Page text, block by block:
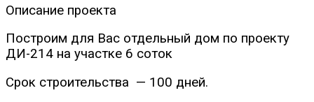
Описание проекта
Построим для Вас отдельный дом по проекту
ДИ-214 на участке 6 соток
Срок строительства — 100 дней.